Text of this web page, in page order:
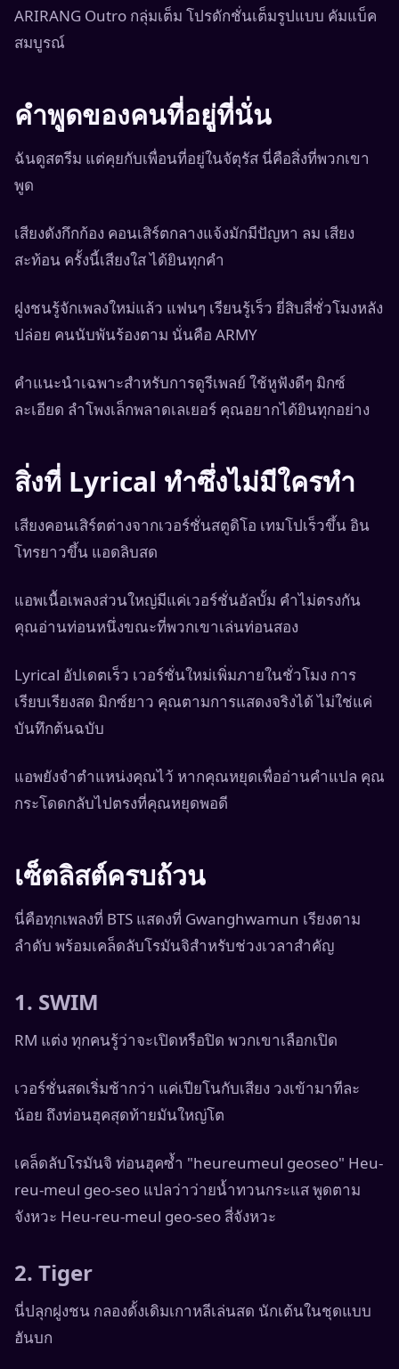
ARIRANG Outro กลุ่มเต็ม โปรดักชั่นเต็มรูปแบบ คัมแบ็ค
สมบูรณ์
คำพูดของคนที่อยู่ที่นั่น
ฉันดูสตรีม แต่คุยกับเพื่อนที่อยู่ในจัตุรัส นี่คือสิ่งที่พวกเขา
พูด
เสียงดังกึกก้อง คอนเสิร์ตกลางแจ้งมักมีปัญหา ลม เสียง
สะท้อน ครั้งนี้เสียงใส ได้ยินทุกคำ
ฝูงชนรู้จักเพลงใหม่แล้ว แฟนๆ เรียนรู้เร็ว ยี่สิบสี่ชั่วโมงหลัง
ปล่อย คนนับพันร้องตาม นั่นคือ ARMY
คำแนะนำเฉพาะสำหรับการดูรีเพลย์ ใช้หูฟังดีๆ มิกซ์
ละเอียด ลำโพงเล็กพลาดเลเยอร์ คุณอยากได้ยินทุกอย่าง
สิ่งที่ Lyrical ทำซึ่งไม่มีใครทำ
เสียงคอนเสิร์ตต่างจากเวอร์ชั่นสตูดิโอ เทมโปเร็วขึ้น อิน
โทรยาวขึ้น แอดลิบสด
แอพเนื้อเพลงส่วนใหญ่มีแค่เวอร์ชั่นอัลบั้ม คำไม่ตรงกัน
คุณอ่านท่อนหนึ่งขณะที่พวกเขาเล่นท่อนสอง
Lyrical อัปเดตเร็ว เวอร์ชั่นใหม่เพิ่มภายในชั่วโมง การ
เรียบเรียงสด มิกซ์ยาว คุณตามการแสดงจริงได้ ไม่ใช่แค่
บันทึกต้นฉบับ
แอพยังจำตำแหน่งคุณไว้ หากคุณหยุดเพื่ออ่านคำแปล คุณ
กระโดดกลับไปตรงที่คุณหยุดพอดี
เซ็ตลิสต์ครบถ้วน
นี่คือทุกเพลงที่ BTS แสดงที่ Gwanghwamun เรียงตาม
ลำดับ พร้อมเคล็ดลับโรมันจิสำหรับช่วงเวลาสำคัญ
1. SWIM
RM แต่ง ทุกคนรู้ว่าจะเปิดหรือปิด พวกเขาเลือกเปิด
เวอร์ชั่นสดเริ่มช้ากว่า แค่เปียโนกับเสียง วงเข้ามาทีละ
น้อย ถึงท่อนฮุคสุดท้ายมันใหญ่โต
เคล็ดลับโรมันจิ ท่อนฮุคซ้ำ "heureumeul geoseo" Heu-
reu-meul geo-seo แปลว่าว่ายน้ำทวนกระแส พูดตาม
จังหวะ Heu-reu-meul geo-seo สี่จังหวะ
2. Tiger
นี่ปลุกฝูงชน กลองดั้งเดิมเกาหลีเล่นสด นักเต้นในชุดแบบ
ฮันบก